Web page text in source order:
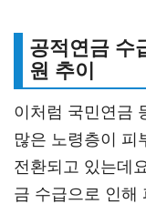
공적연금 수
원 추이
이처럼 국민연금
많은 노령층이 피
전환되고 있는데
금 수급으로 인해